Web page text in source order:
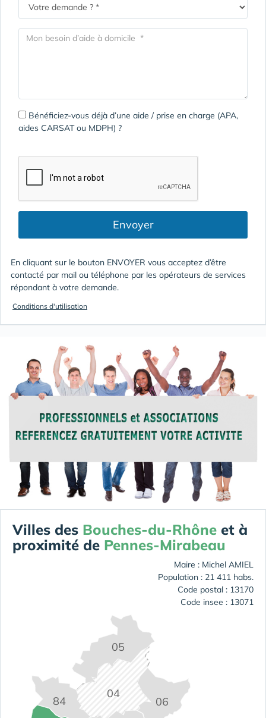
Bénéficiez-vous déjà d’une aide / prise en charge (APA,
aides CARSAT ou MDPH) ?
Envoyer
En cliquant sur le bouton ENVOYER vous acceptez d’être
contacté par mail ou téléphone par les opérateurs de services
répondant à votre demande.
Conditions d'utilisation
Villes des Bouches-du-Rhône et à
proximité de Pennes-Mirabeau
Maire : Michel AMIEL
Population : 21 411 habs.
Code postal : 13170
Code insee : 13071
04
05
06
84